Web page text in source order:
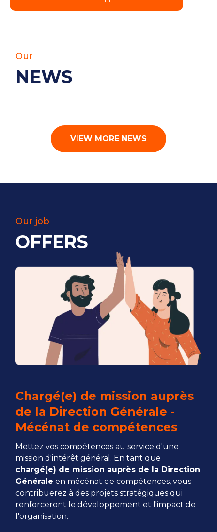
Our
NEWS
VIEW MORE NEWS
Our job
OFFERS
Chargé(e) de mission auprès
de la Direction Générale -
Mécénat de compétences
Mettez vos compétences au service d'une
mission d'intérêt général. En tant que
chargé(e) de mission auprès de la Direction
Générale en mécénat de compétences, vous
contribuerez à des projets stratégiques qui
renforceront le développement et l'impact de
l'organisation.